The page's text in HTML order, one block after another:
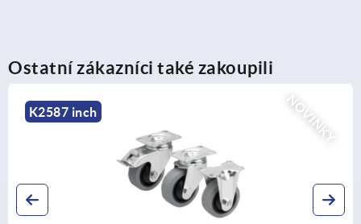
Ostatní zákazníci také zakoupili
K1774